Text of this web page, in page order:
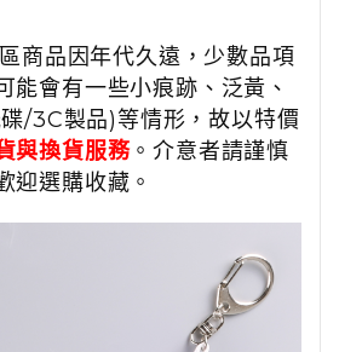
商品因年代久遠，少數品項
能會有一些小痕跡、泛黃、
/3C製品)等情形，故以特價
與換貨服務。介意者請謹慎
迎選購收藏。